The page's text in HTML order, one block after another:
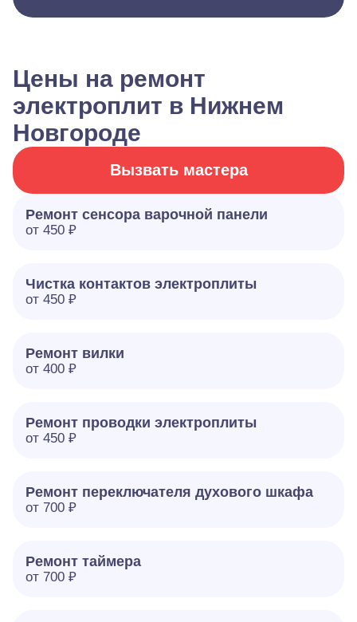
Цены на ремонт
электроплит в Нижнем
Новгороде
Вызвать мастера
Ремонт сенсора варочной панели
от 450 ₽
Чистка контактов электроплиты
от 450 ₽
Ремонт вилки
от 400 ₽
Ремонт проводки электроплиты
от 450 ₽
Ремонт переключателя духового шкафа
от 700 ₽
Ремонт таймера
от 700 ₽